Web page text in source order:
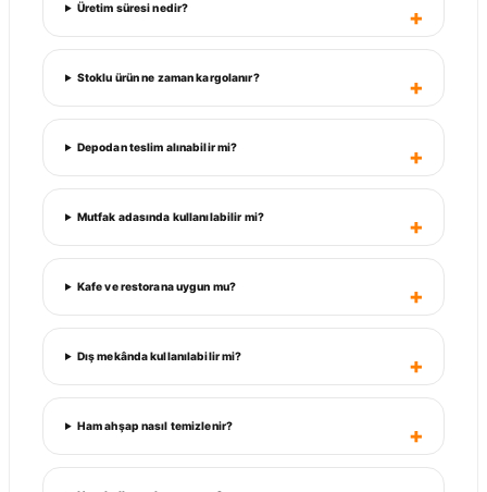
Üretim süresi nedir?
Stoklu ürün ne zaman kargolanır?
Depodan teslim alınabilir mi?
Mutfak adasında kullanılabilir mi?
Kafe ve restorana uygun mu?
Dış mekânda kullanılabilir mi?
Ham ahşap nasıl temizlenir?